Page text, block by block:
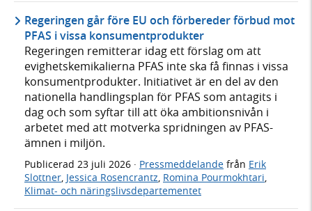
Regeringen går före EU och förbereder förbud mot
PFAS i vissa konsumentprodukter
Regeringen remitterar idag ett förslag om att
evighetskemikalierna PFAS inte ska få finnas i vissa
konsumentprodukter. Initiativet är en del av den
nationella handlingsplan för PFAS som antagits i
dag och som syftar till att öka ambitionsnivån i
arbetet med att motverka spridningen av PFAS-
ämnen i miljön.
Publicerad 23 juli 2026 · Pressmeddelande från Erik
Slottner, Jessica Rosencrantz, Romina Pourmokhtari,
Klimat- och näringslivsdepartementet